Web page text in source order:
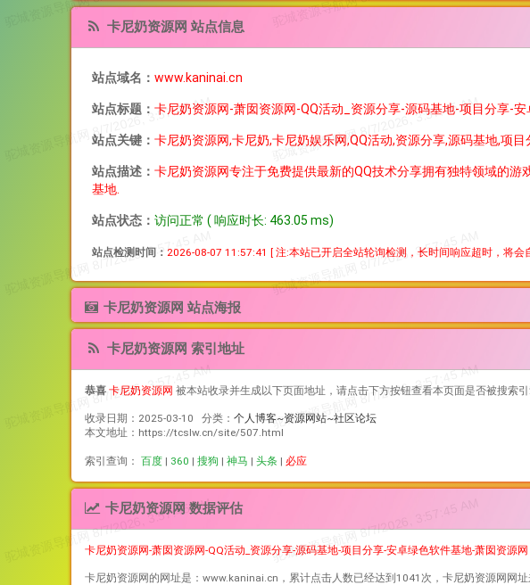
卡尼奶资源网 站点信息
站点域名： www.kaninai.cn
站点标题： 卡尼奶资源网-萧囡资源网-QQ活动_资源分享-源码基地-项目分享-
站点关键： 卡尼奶资源网,卡尼奶,卡尼奶娱乐网,QQ活动,资源分享,源码基地,项目
站点描述： 卡尼奶资源网专注于免费提供最新的QQ技术分享拥有独特领域的
基地.
站点状态： 访问正常 ( 响应时长: 463.05 ms)
站点检测时间： 2026-08-07 11:57:41 [ 注:本站已开启全站轮询检测，长时间响应超时，将会
卡尼奶资源网 站点海报
卡尼奶资源网 索引地址
恭喜 卡尼奶资源网 被本站收录并生成以下页面地址，请点击下方按钮查看本页面是否被搜索引
收录日期：2025-03-10 分类： 个人博客~资源网站~社区论坛
本文地址：https://tcslw.cn/site/507.html
索引查询： 百度 | 360 | 搜狗 | 神马 | 头条 | 必应
卡尼奶资源网 数据评估
卡尼奶资源网-萧囡资源网-QQ活动_资源分享-源码基地-项目分享-安卓绿色软件基地-萧囡资源网
卡尼奶资源网的网址是：www.kaninai.cn，累计点击人数已经达到1041次， 卡尼奶资源网 网